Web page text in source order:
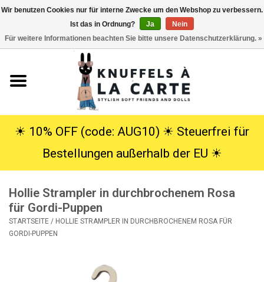
Kuscheltiere
SALE
Geschenke
☀︎ 10% OFF (code: AUG10) ☀︎ Steuerfrei für
Bestellungen außerhalb der EU ☀︎
Hollie Strampler in durchbrochenem Rosa
für Gordi-Puppen
STARTSEITE / HOLLIE STRAMPLER IN DURCHBROCHENEM ROSA FÜR
GORDI-PUPPEN
Wir benutzen Cookies nur für interne Zwecke um den Webshop zu verbessern.
Ist das in Ordnung?
Ja
Nein
Für weitere Informationen beachten Sie bitte unsere Datenschutzerklärung. »